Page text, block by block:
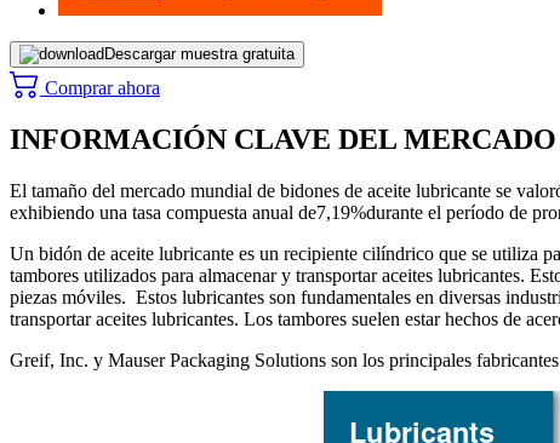
Descargar muestra gratuita
Comprar ahora
INFORMACIÓN CLAVE DEL MERCADO
El tamaño del mercado mundial de bidones de aceite lubricante se
exhibiendo una tasa compuesta anual de7,19%durante el período de
Un bidón de aceite lubricante es un recipiente cilíndrico que se utiliza
tambores utilizados para almacenar y transportar aceites lubricantes.
piezas móviles. Estos lubricantes son fundamentales en diversas
transportar aceites lubricantes. Los tambores suelen estar hechos de
Greif, Inc. y Mauser Packaging Solutions son los principales